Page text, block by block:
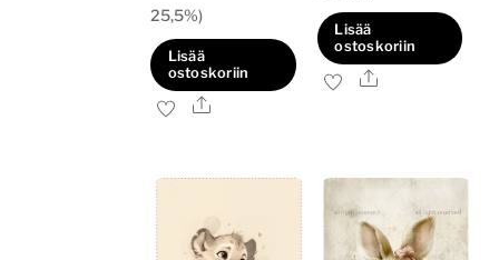
25,5%)
Lisää
ostoskoriin
Ale
Lisää
ostoskoriin
Ale